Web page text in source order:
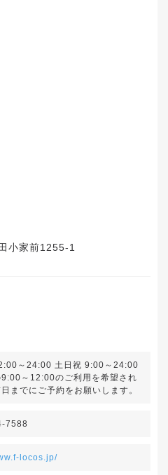
小家前1255-1
～24:00 土日祝 9:00～24:00
～12:00のご利用を希望され
までにご予約をお願いします。
7588
locos.jp/